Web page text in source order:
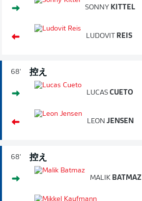
SONNY KITTEL
LUDOVIT REIS
68' 控え
LUCAS CUETO
LEON JENSEN
68' 控え
MALIK BATMAZ